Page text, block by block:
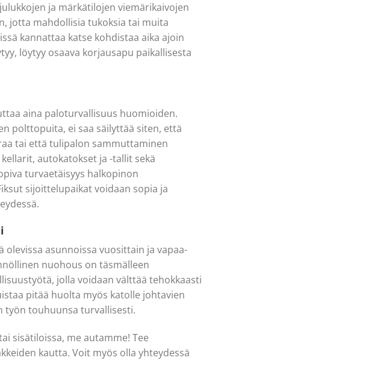
ja märkätilojen viemärikaivojen
jotta mahdollisia tukoksia tai muita
kannattaa katse kohdistaa aika ajoin
löytyy osaava korjausapu paikallisesta
aina paloturvallisuus huomioiden.
polttopuita, ei saa säilyttää siten, että
tai että tulipalon sammuttaminen
autokatokset ja -tallit sekä
turvaetäisyys halkopinon
sijoittelupaikat voidaan sopia ja
asunnoissa vuosittain ja vapaa-
nuohous on täsmälleen
jolla voidaan välttää tehokkaasti
pitää huolta myös katolle johtavien
työn touhuunsa turvallisesti.
sisätiloissa, me autamme! Tee
kautta. Voit myös olla yhteydessä